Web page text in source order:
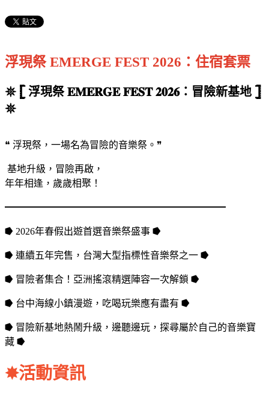
浮現祭 EMERGE FEST 2026：住宿套票
𖤓 𓊈 浮現祭 𝐄𝐌𝐄𝐑𝐆𝐄 𝐅𝐄𝐒𝐓 𝟐𝟎𝟐𝟔：冒險新基地 𓊉
𖤓
❝ 浮現祭，一場名為冒險的音樂祭。❞
基地升級，冒險再啟，
年年相逢，歲歲相聚！
━━━━━━━━━━━━━━━━━━━━━━━
⭓ 2026年春假出遊首選音樂祭盛事 ⭓
⭓ 連續五年完售，台灣大型指標性音樂祭之一 ⭓
⭓ 冒險者集合！亞洲搖滾精選陣容一次解鎖 ⭓
⭓ 台中海線小鎮漫遊，吃喝玩樂應有盡有 ⭓
⭓ 冒險新基地熱鬧升級，邊聽邊玩，探尋屬於自己的音樂寶
藏 ⭓
✸活動資訊